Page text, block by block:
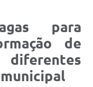
para
de
diferentes